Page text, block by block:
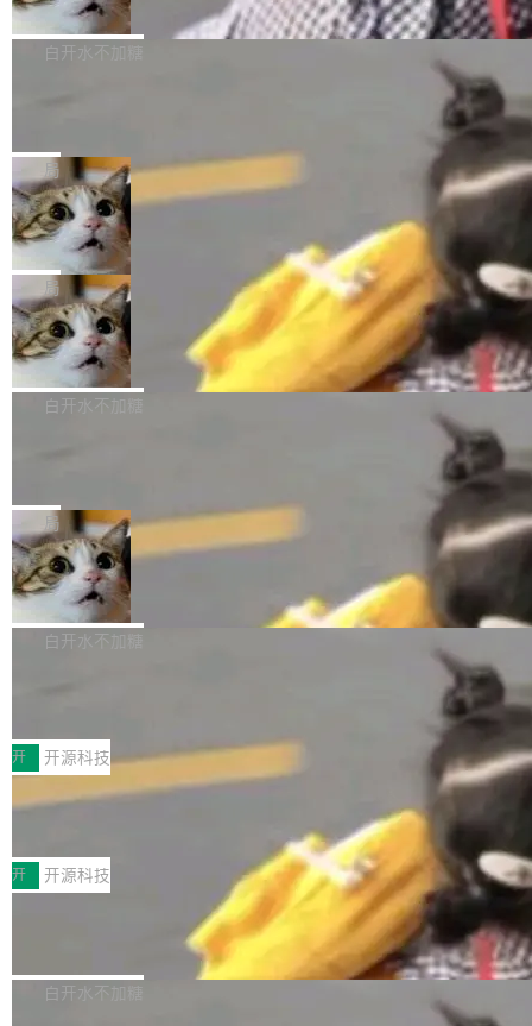
由软件情怀，而是一个跟 AI agent 直接相关的
技术判断。 两行 prompt 就能个性化任何软件 C
关开源项目的开发者，希望参加 DeepSeek Har
ness 的内测，可以回复或私信联系我。请附上
Harness 负责把能力落到真实环境中——调用工
具、读写文件、管理上下文、处理错误、完成闭
环。崔添翼招人的标...
开源
商汤科技宣布面向社区开源轻量级统一多模态模
型的预览版本 SenseNova U1.5-Lite-Preview。
理解、推理、生成与编辑，还仅以 8B-MoT 的轻
量大小，将能力推进到4K、更精细的真实质感、
更复杂的视觉控制和可持续迭代编辑。 相比 U
1，U1.5-Lite-Preview 在以下方向上带来了显著
提升： 原生支持4K图像生成； 更精细的局部纹
理、细节与真实世界质感； 更准确的中英文文字
生成与复杂版式组织； 更稳定的图...
白开水不加糖
nap。这次是 hwctl——一个用来检查 Ubuntu
硬件认证状态的命令行工具。 Canonical 工程师
Alan Griffiths 在邮件列表中说得很直白：「hwc
tl 是一个 Ubuntu 专有的包，它和它的依赖项都
是 Ubuntu 专有的，不会用在其他发行版上。」
所以 deb 版本的受众实际上为零。既然只有 Ub
untu 用户在用，那用 snap 打包就没什么可纠结
的。 从 deb 到 snap 的迁移路径 hwctl 是 rust-
hwlib 硬件 API 库的一部分，命令行工具负责查
局
Dario Amodei 担心新人来 Anthropic
只为金钱，不为使命
顶级 AI 研究员在两家公司之间来回跳，中间只
隔了几天。 Lilian Weng 上周刚宣布因健康原因
离开 Thinking Machines Lab，说自己作为联合
创始人的角色「太累了」。几天后，The Inform
ation 就曝出她将重回 OpenAI，负责递归自我
改进方向的研究。她是 Thinking Machines 过
一在人才争夺战中失血的公司。六月，Google
连失两员大将：Noam Shazeer 去了 Op...
局
FFmpeg 9.0 发布
FFmpeg 9.0 现已发布，包含多项改进。官方更
新日志列出的 9.0 版本主要更新内容如下： 扩
er HE-AAC 960 解码 (DAB+) transpose_cuda
filter 添加 AMF Frame Rate Converter (vf_frc
_amf) filter SMPTE 2094-50 元数据支持和直
通 ProRes RAW VideoToolbox 硬件加速器 AP
V ...
白开水不加糖
Code 在 X 上发帖：「DeepSeek Flash did 8T
tokens on August 1st. 5T of free usage + 3T
on OpenCode Go.」79.8 万次浏览，连带着 #
DeepSeek一天消耗了8万亿# 上了微博热搜——
注意这是 OpenCode 一家的消耗。 OpenCode
不完。」5T 来自免费额度，3T 来自 Go...
局
NetBSD 11.0 正式发布
NetBSD 11.0 现已正式发布，这是 NetBSD 操
作系统的第十八个主要版本。 自 NetBSD 10.1
ve JH71XX 的设备，例如 VisionFive 2、PINE
64 STAR64，以及 QEMU。 增强了对 POSIX.1
-2024 和 C23 编程接口标准的兼容性。 compat
_linux(8) 增强了对 Linux 系统调用的支持，包
括 epoll（围绕 kqueue 实现）、POSIX 消息队
列、...
白开水不加糖
案
享会在上海举办。鸿蒙生态的全场景智慧营销平
台鲸鸿动能协同华为游戏中心，面向游戏行业开
发者及生态伙伴，系统呈现了平台在游戏领域的
完整能力版图——从IAP高价值用户的全周期经
营、到IAA游戏的“买变一体”正循环、再到联运与
广告协同的全链路经营闭环，以及面向全球市场
的出海增长布局。 华为终端云业务商业化销售负
责人在开场致辞中表示，游戏开发者的核心诉求
已不再是“多一个投放渠道”，而是一套能够持续
开 开源科技
技嘉X3D系列再添新成员 B850 AORU
面向AMD Ryzen X3D处理器玩家，技嘉X3D系
列主板阵容迎来新成员——B850 AORUS ELITE
X3D。作为面向主流高性能平台打造的全新主板
产品，B850 AORUS ELITE X3D延续技嘉在X3
D平台优化上的技术积累，旨在为游戏玩家带来
更稳定、更高效的装机选择。 B850 AORUS ELI
开 开源科技
Zadig v5.0 发布：AI 发布专员与 AI 审
我们团队这几天最大的卡点不是 AI 写得不够
好，是 AI 写得太好了。 好到审查排期从两天的
白开水不加糖